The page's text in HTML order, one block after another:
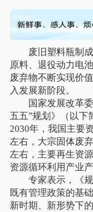
废旧塑料瓶制
原料、退役动力电
废弃物不断实现价
入发展新阶段。
国家发展改革
五五”规划》（以下
2030年，我国主要
左右，大宗固体废
左右，主要再生资
资源循环利用产业
专家表示，《
既有管理政策的基
新时期、新形势下